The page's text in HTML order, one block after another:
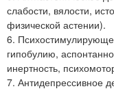
слабости, вялости,
физической астении).
6.
гипобулию,
инертность,
7. Антидепрессивное